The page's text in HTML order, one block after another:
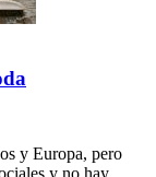
y Europa, pero